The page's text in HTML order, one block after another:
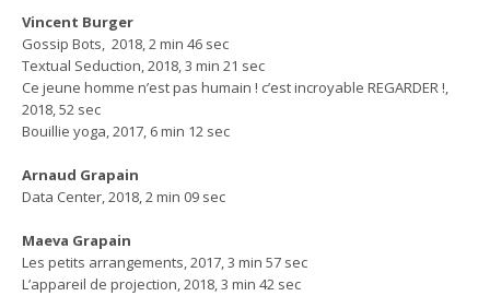
Vincent Burger
Gossip Bots, 2018, 2 min 46 sec
Textual Seduction, 2018, 3 min 21 sec
Ce jeune homme n’est pas humain ! c’est incroyable REGARDER !,
2018, 52 sec
Bouillie yoga, 2017, 6 min 12 sec
Arnaud Grapain
Data Center, 2018, 2 min 09 sec
Maeva Grapain
Les petits arrangements, 2017, 3 min 57 sec
L’appareil de projection, 2018, 3 min 42 sec